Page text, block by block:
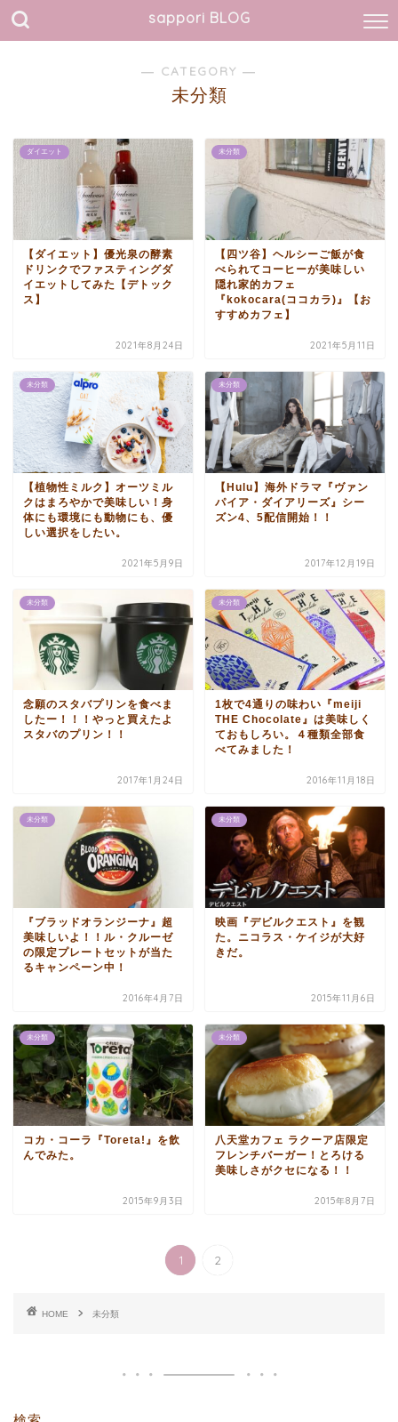
sappori BLOG
― CATEGORY ―
未分類
ダイエット
【ダイエット】優光泉の酵素
ドリンクでファスティングダ
イエットしてみた【デトック
ス】
2021年8月24日
未分類
【四ツ谷】ヘルシーご飯が食
べられてコーヒーが美味しい
隠れ家的カフェ
『kokocara(ココカラ)』【お
すすめカフェ】
2021年5月11日
未分類
【植物性ミルク】オーツミル
クはまろやかで美味しい！身
体にも環境にも動物にも、優
しい選択をしたい。
2021年5月9日
未分類
【Hulu】海外ドラマ『ヴァン
パイア・ダイアリーズ』シー
ズン4、5配信開始！！
2017年12月19日
未分類
念願のスタバプリンを食べま
したー！！！やっと買えたよ
スタバのプリン！！
2017年1月24日
未分類
1枚で4通りの味わい『meiji
THE Chocolate』は美味しく
ておもしろい。４種類全部食
べてみました！
2016年11月18日
未分類
『ブラッドオランジーナ』超
美味しいよ！！ル・クルーゼ
の限定プレートセットが当た
るキャンペーン中！
2016年4月7日
未分類
映画『デビルクエスト』を観
た。ニコラス・ケイジが大好
きだ。
2015年11月6日
未分類
コカ・コーラ『Toreta!』を飲
んでみた。
2015年9月3日
未分類
八天堂カフェ ラクーア店限定
フレンチバーガー！とろける
美味しさがクセになる！！
2015年8月7日
1 2
HOME 未分類